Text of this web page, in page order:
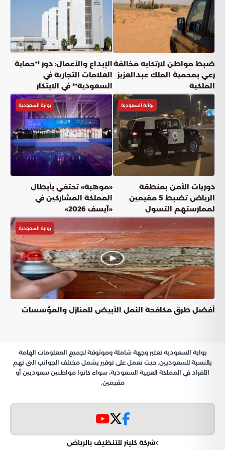
خادم الحرمين الشريفين
بوابة السعودية أعجبني شارك
5 دقيقة نشر: الجمعة, 22 مايو
عناوين المقال
مشروع تطوير جسر طريق خادم الحرمين الشريفين بالمنطقة الشرقية
الجدول الزمني ومراحل التنفيذ
استراتيجية إدارة الحركة المرورية
توجيهات لمستخدمي الطريق
نحو مشهد حضري متطور
الشريفينبالمنطقة الشرقية
تُعدمشاريع البنية التحتيةفي المملكة الركيزة الأساسية لتحقيق
مستهدفات رؤية 2030، حيث تسعى الدولة عبر هذه الاستثمارات
هذا الإطار، كشفت “بوابة السعودية” عن إطلاق مشروع استراتيجي
لصيانة وتطوير جسر طريق خادم الحرمين الشريفين عند تقاطعه
يعكس هذا المشروع مستوى عالياً من التنسيق بين أمانة المنطقة